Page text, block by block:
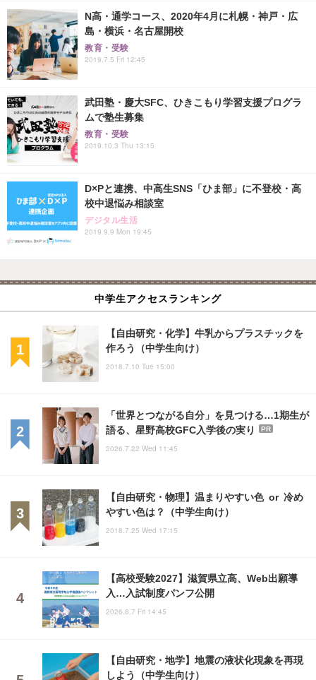
N高・通学コース、2020年4月に札幌・神戸・広
島・横浜・名古屋開校
教育・受験
2019.7.5 Fri 12:45
武田塾・慶大SFC、ひきこもり学習支援プログラ
ムで塾生募集
教育・受験
2019.10.3 Thu 13:15
D×Pと連携、中高生SNS「ひま部」に不登校・高
校中退悩み相談室
デジタル生活
2019.9.9 Mon 19:45
中学生アクセスランキング
【自由研究・化学】牛乳からプラスチックを
作ろう（中学生向け）
2018.7.10 Tue 15:00
「世界とつながる自分」を見つける…1期生が
語る、星野高校GFC入学後の実り
PR
2026.7.22 Wed 11:45
【自由研究・物理】温まりやすい色 or 冷め
やすい色は？（中学生向け）
2018.7.25 Wed 17:15
【高校受験2027】滋賀県立高、Web出願導
入…入試制度パンフ公開
2026.8.7 Fri 14:45
【自由研究・地学】地震の液状化現象を再現
しよう（中学生向け）